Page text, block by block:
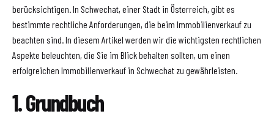
berücksichtigen. In Schwechat, einer Stadt in Österreich, gibt es
bestimmte rechtliche Anforderungen, die beim Immobilienverkauf zu
beachten sind. In diesem Artikel werden wir die wichtigsten rechtlichen
Aspekte beleuchten, die Sie im Blick behalten sollten, um einen
erfolgreichen Immobilienverkauf in Schwechat zu gewährleisten.
1. Grundbuch